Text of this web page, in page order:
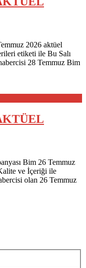
2026 aktüel
etiketi ile Bu Salı
28 Temmuz Bim
Bim 26 Temmuz
ve İçeriği ile
olan 26 Temmuz